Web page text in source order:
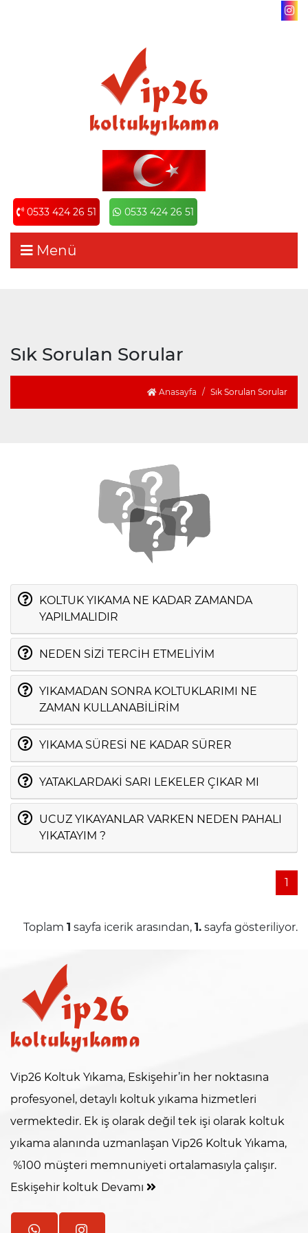
0533 424 26 51 0533 424 26 51
Menü
Sık Sorulan Sorular
Anasayfa Sık Sorulan Sorular
KOLTUK YIKAMA NE KADAR ZAMANDA
YAPILMALIDIR
NEDEN SİZİ TERCİH ETMELİYİM
YIKAMADAN SONRA KOLTUKLARIMI NE
ZAMAN KULLANABİLİRİM
YIKAMA SÜRESİ NE KADAR SÜRER
YATAKLARDAKİ SARI LEKELER ÇIKAR MI
UCUZ YIKAYANLAR VARKEN NEDEN PAHALI
YIKATAYIM ?
1
Toplam 1 sayfa icerik arasından, 1. sayfa gösteriliyor.
Vip26 Koltuk Yıkama, Eskişehir’in her noktasına
profesyonel, detaylı koltuk yıkama hizmetleri
vermektedir. Ek iş olarak değil tek işi olarak koltuk
yıkama alanında uzmanlaşan Vip26 Koltuk Yıkama,
%100 müşteri memnuniyeti ortalamasıyla çalışır.
Eskişehir koltuk Devamı